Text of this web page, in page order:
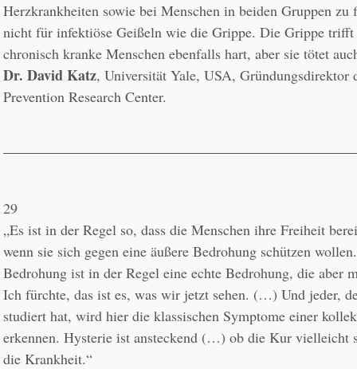
Herzkrankheiten sowie bei Menschen in beiden Gruppen
nicht für infektiöse Geißeln wie die Grippe. Die Grippe trifft
Dr. David Katz, Universität Yale, USA, Gründungsdirektor
Prevention Research Center.
29
„Es ist in der Regel so, dass die Menschen ihre Freiheit
wenn sie sich gegen eine äußere Bedrohung schützen
Bedrohung ist in der Regel eine echte Bedrohung, die aber
Ich fürchte, das ist es, was wir jetzt sehen. (…) Und jeder,
studiert hat, wird hier die klassischen Symptome einer
erkennen. Hysterie ist ansteckend (…) ob die Kur vielleicht